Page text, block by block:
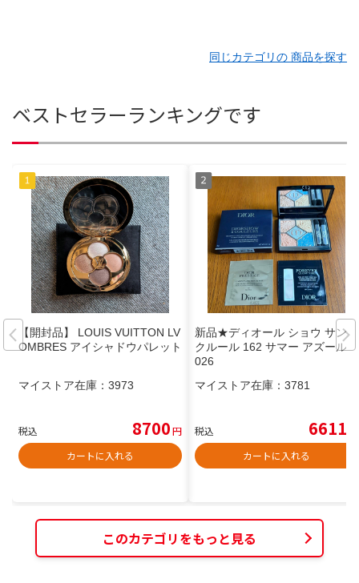
同じカテゴリの 商品を探す
ベストセラーランキングです
【開封品】 LOUIS VUITTON LV
OMBRES アイシャドウパレット
マイストア在庫： 3973
税込 8700円
カートに入れる
新品★ディオール ショウ サンク
クルール 162 サマー アズール 2
026
マイストア在庫： 3781
税込 6611
カートに入れる
このカテゴリをもっと見る